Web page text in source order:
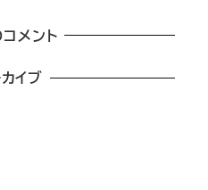
メント
イブ